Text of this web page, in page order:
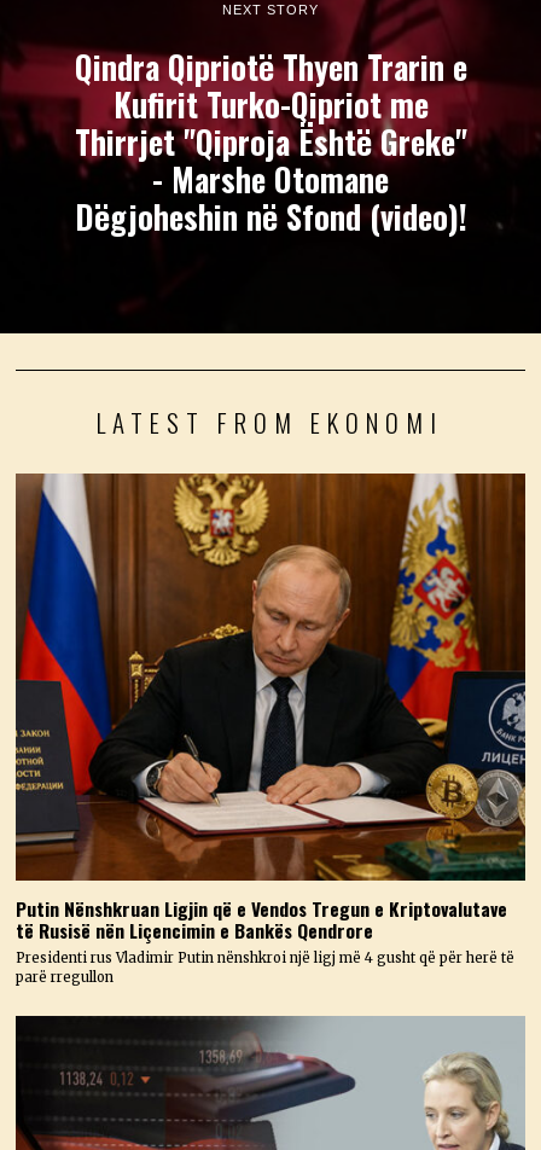
NEXT STORY
Qindra Qipriotë Thyen Trarin e
Kufirit Turko-Qipriot me
Thirrjet "Qiproja Është Greke"
- Marshe Otomane
Dëgjoheshin në Sfond (video)!
LATEST FROM EKONOMI
Putin Nënshkruan Ligjin që e Vendos Tregun e Kriptovalutave
të Rusisë nën Liçencimin e Bankës Qendrore
Presidenti rus Vladimir Putin nënshkroi një ligj më 4 gusht që për herë të
parë rregullon